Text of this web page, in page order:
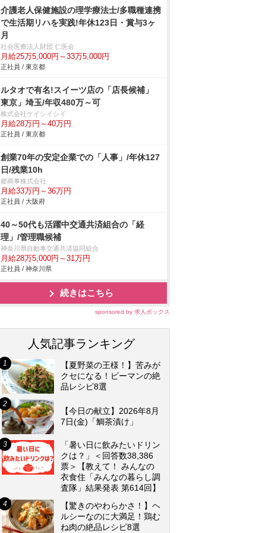
介護老人保健施設の理学療法士/多職種連携
で生活期リハを実践!年休123日・賞与3ヶ
月
社会医療法人財団 仁医会
月給25万5,000円～33万5,000円
正社員 / 東京都
ルタオで有名!スイーツ店の「店長候補」
東京」埼玉/年収480万～可
株式会社ケイシイシイ
月給28万円～40万円
正社員 / 東京都
創業70年の安定企業での「人事」/年休127
日/残業10h
郷商事株式会社
月給33万円～36万円
正社員 / 大阪府
40～50代も活躍中交通共済組合の「経
理」/管理職候補
神奈川県自動車交通共済協同組合
月給28万5,000円～31万円
正社員 / 神奈川県
続きはこちら
sponsored by 求人ボックス
人気記事ランキング
【夏野菜の王様！】苦みが
クセになる！ピーマンの絶
品レシピ8選
【今日の献立】2026年8月
7日(金)「鯛茶漬け」
「暑い日に飲みたいドリン
クは？」＜回答数38,386
票＞【教えて！ みんなの
衣食住「みんなの暮らし調
査隊」結果発表 第614回】
【驚きのやわらかさ！】ヘ
ルシーなのに大満足！鶏む
ね肉の絶品レシピ8選